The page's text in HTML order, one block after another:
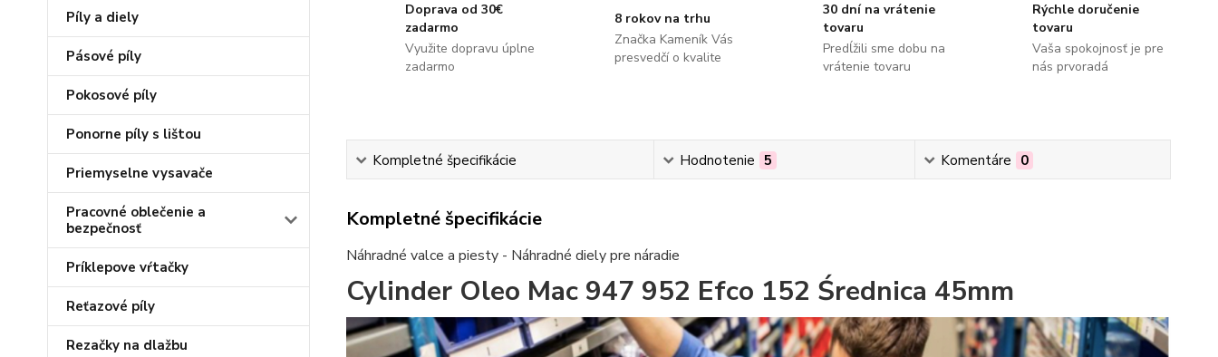
Píly a diely
Pásové píly
Pokosové píly
Ponorne píly s lištou
Priemyselne vysavače
Pracovné oblečenie a
bezpečnosť
Príklepove vŕtačky
Reťazové píly
Rezačky na dlažbu
Doprava od 30€
zadarmo
Využite dopravu úplne
zadarmo
8 rokov na trhu
Značka Kameník Vás
presvedčí o kvalite
30 dní na vrátenie
tovaru
Predĺžili sme dobu na
vrátenie tovaru
Rýchle doručenie
tovaru
Vaša spokojnosť je pre
nás prvoradá
Kompletné špecifikácie Hodnotenie 5 Komentáre 0
Kompletné špecifikácie
Náhradné valce a piesty - Náhradné diely pre náradie
Cylinder Oleo Mac 947 952 Efco 152 Średnica 45mm